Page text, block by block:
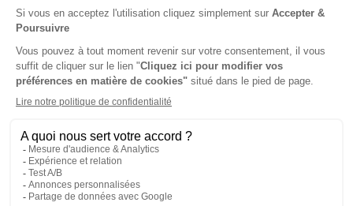
Tarif France métropolitaine
Renouvellement à date d’anniversaire
Abonnement 1 an
362 n° • Papier + Web
474€56 Tarif Kiosque :
Tarif France métropolitaine
Renouvellement à date d’anniversaire